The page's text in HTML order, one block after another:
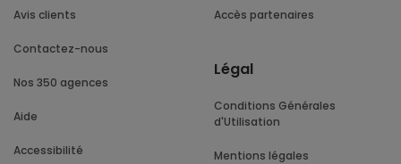
Avis clients
Contactez-nous
Nos 350 agences
Aide
Accessibilité
Accès partenaires
Légal
Conditions Générales
d'Utilisation
Mentions légales